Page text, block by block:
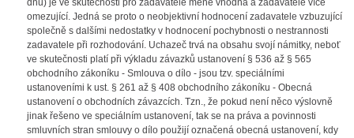
dnů) je ve skutečnosti pro zadavatele méně vhodná a zadavatele více
omezující. Jedná se proto o neobjektivní hodnocení zadavatele vzbuzující
společně s dalšími nedostatky v hodnocení pochybnosti o nestrannosti
zadavatele při rozhodování. Uchazeč trvá na obsahu svojí námitky, neboť
ve skutečnosti platí při výkladu závazků ustanovení § 536 až § 565
obchodního zákoníku - Smlouva o dílo - jsou tzv. speciálními
ustanoveními k ust. § 261 až § 408 obchodního zákoníku - Obecná
ustanovení o obchodních závazcích. Tzn., že pokud není něco výslovně
jinak řešeno ve speciálním ustanovení, tak se na práva a povinnosti
smluvních stran smlouvy o dílo použijí označená obecná ustanovení, kdy